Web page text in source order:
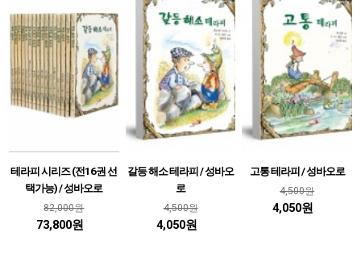
테라피 시리즈 (전16권 선
택가능) / 성바오로
82,000원
73,800원
갈등 해소 테라피 / 성바오
로
4,500원
4,050원
고통 테라피 / 성바오로
4,500원
4,050원